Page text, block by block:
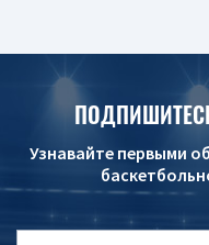
Узнавайте первыми